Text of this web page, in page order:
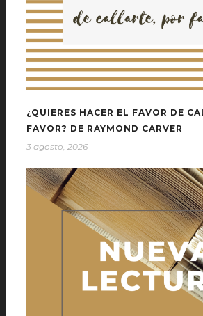
¿QUIERES HACER EL FAVOR DE
FAVOR? DE RAYMOND CARVER
3 agosto, 2026